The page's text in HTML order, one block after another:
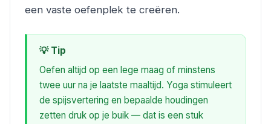
een vaste oefenplek te creëren.
💡 Tip
Oefen altijd op een lege maag of minstens
twee uur na je laatste maaltijd. Yoga stimuleert
de spijsvertering en bepaalde houdingen
zetten druk op je buik — dat is een stuk